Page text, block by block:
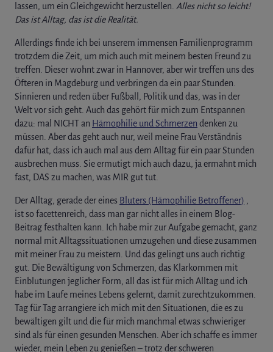
lassen, um ein Gleichgewicht herzustellen. Alles nicht so leicht!
Das ist Alltag, das ist die Realität.
Allerdings finde ich bei unserem immensen Familienprogramm
trotzdem die Zeit, um mich auch mit meinem besten Freund zu
treffen. Dieser wohnt zwar in Hannover, aber wir treffen uns des
Öfteren in Magdeburg und verbringen da ein paar Stunden.
Sinnieren und reden über Fußball, Politik und das, was in der
Welt vor sich geht. Auch das gehört für mich zum Entspannen
dazu: mal NICHT an Hämophilie und Schmerzen denken zu
müssen. Aber das geht auch nur, weil meine Frau Verständnis
dafür hat, dass ich auch mal aus dem Alltag für ein paar Stunden
ausbrechen muss. Sie ermutigt mich auch dazu, ja ermahnt mich
fast, DAS zu machen, was MIR gut tut.
Der Alltag, gerade der eines Bluters (Hämophilie Betroffener)
ist so facettenreich, dass man gar nicht alles in einem Blog-
Beitrag festhalten kann. Ich habe mir zur Aufgabe gemacht, ganz
normal mit Alltagssituationen umzugehen und diese zusammen
mit meiner Frau zu meistern. Und das gelingt uns auch richtig
gut. Die Bewältigung von Schmerzen, das Klarkommen mit
Einblutungen jeglicher Form, all das ist für mich Alltag und ich
habe im Laufe meines Lebens gelernt, damit zurechtzukommen.
Tag für Tag arrangiere ich mich mit den Situationen, die es zu
bewältigen gilt und die für mich manchmal etwas schwieriger
sind als für einen gesunden Menschen. Aber ich schaffe es immer
wieder, mein Leben zu genießen – trotz der schweren